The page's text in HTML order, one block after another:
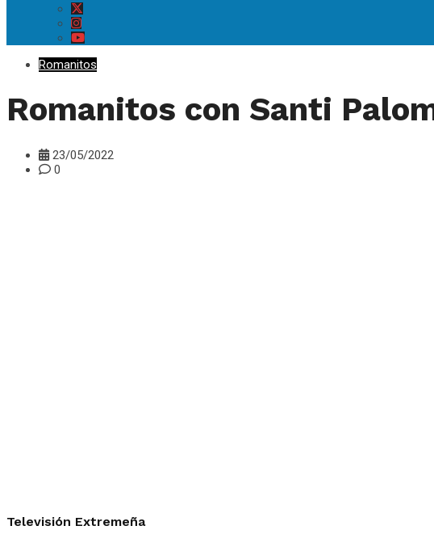
Romanitos
Romanitos con Santi
23/05/2022
0
Televisión Extremeña